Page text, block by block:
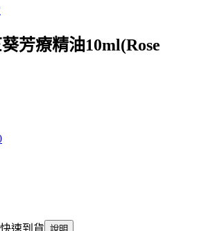
芳療精油10ml(Rose
速到貨